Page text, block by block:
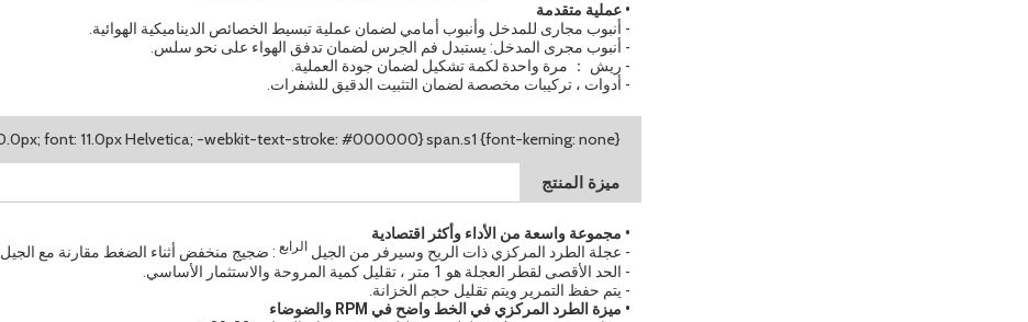
• عملية متقدمة
- أنبوب مجارى للمدخل وأنبوب أمامي لضمان عملية تبسيط الخصائص الديناميكية الهوائية.
- أنبوب مجرى المدخل: يستبدل فم الجرس لضمان تدفق الهواء على نحو سلس.
- ريش ： مرة واحدة لكمة تشكيل لضمان جودة العملية.
- أدوات ، تركيبات مخصصة لضمان التثبيت الدقيق للشفرات.
ميزة المنتج
• مجموعة واسعة من الأداء وأكثر اقتصادية
- عجلة الطرد المركزي ذات الريح وسيرفر من الجيل الرابع : ضجيج منخفض أثناء الضغط مقارنة مع الجيل
- الحد الأقصى لقطر العجلة هو 1 متر ، تقليل كمية المروحة والاستثمار الأساسي.
- يتم حفظ التمرير ويتم تقليل حجم الخزانة.
• ميزة الطرد المركزي في الخط واضح في RPM والضوضاء